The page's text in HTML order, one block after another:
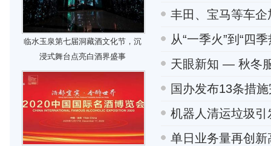
临水玉泉第七届洞藏酒文化节，沉
浸式舞台点亮白酒界盛事
丰田、宝马等车
从“一季火”到“四
天眼新知 — 秋冬
国办发布13条措
机器人清运垃圾引
单日业务量再创